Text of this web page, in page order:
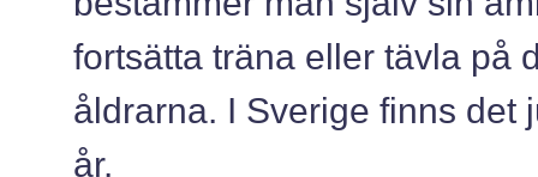
fortsätta träna eller tävla på
åldrarna. I Sverige finns det
år.